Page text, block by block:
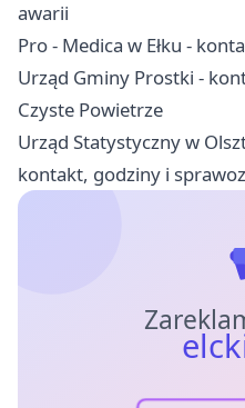
awarii
Pro - Medica w Ełku -
Urząd Gminy Prostki -
Czyste Powietrze
Urząd Statystyczny w
kontakt, godziny i